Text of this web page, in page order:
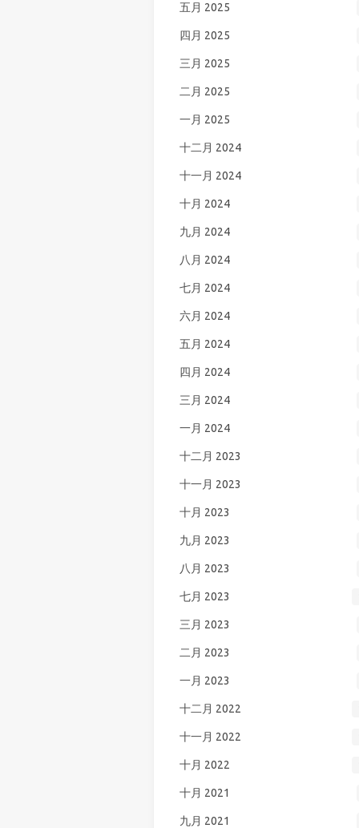
五月 2025
四月 2025
三月 2025
二月 2025
一月 2025
十二月 2024
十一月 2024
十月 2024
九月 2024
八月 2024
七月 2024
六月 2024
五月 2024
四月 2024
三月 2024
一月 2024
十二月 2023
十一月 2023
十月 2023
九月 2023
八月 2023
七月 2023
三月 2023
二月 2023
一月 2023
十二月 2022
十一月 2022
十月 2022
十月 2021
九月 2021